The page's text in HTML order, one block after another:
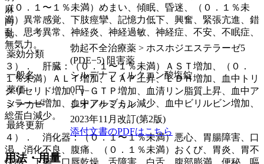
（０．１〜１％未満）めまい、傾眠、昏迷、（０．１％未
満）異常感覚、下肢痙攣、記憶力低下、興奮、緊張亢進、錯
乱、思考異常、神経炎、神経過敏、神経症、不安、不眠症、
無気力。
３）． 肝臓：（０．１〜１％未満）ＡＳＴ増加、（０．
１％未満）ＡＬＴ増加、ＬＡＰ上昇、ＬＤＨ増加、血中トリ
グリセリド増加、γ−ＧＴＰ増加、血清リン脂質上昇、血中ア
ミラーゼ増加、血中アルブミン減少、血中ビリルビン増加、
総蛋白減少。
４）． 消化器：（０．１〜１％未満）悪心、胃腸障害、口
渇、消化不良、腹痛、（０．１％未満）おくび、胃炎、胃不
麻
向
覚
薬効分類
勃起不全治療薬 > ホスホジエステラーゼ5
(PDE−5) 阻害薬
一般名
シルデナフィルクエン酸塩錠
薬価
0円
メーカー
シオノケミカル
最終更新
2023年11月改訂(第2版)
添付文書のPDFはこちら
用法・用量